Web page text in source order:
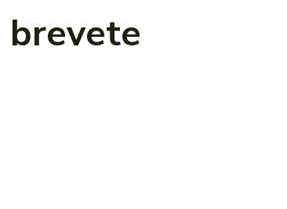
brevete